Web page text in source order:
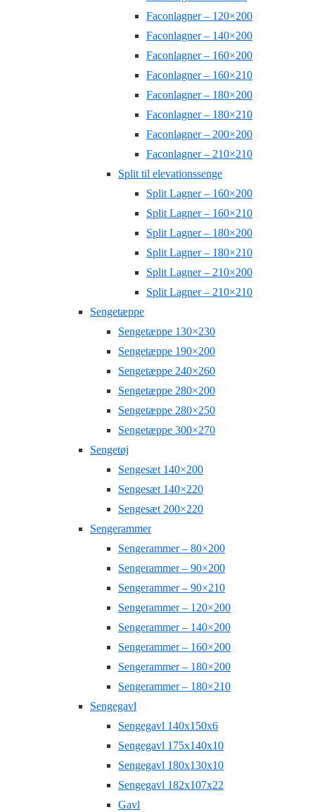
Faconlagner – 120×200
Faconlagner – 140×200
Faconlagner – 160×200
Faconlagner – 160×210
Faconlagner – 180×200
Faconlagner – 180×210
Faconlagner – 200×200
Faconlagner – 210×210
Split til elevationssenge
Split Lagner – 160×200
Split Lagner – 160×210
Split Lagner – 180×200
Split Lagner – 180×210
Split Lagner – 210×200
Split Lagner – 210×210
Sengetæppe
Sengetæppe 130×230
Sengetæppe 190×200
Sengetæppe 240×260
Sengetæppe 280×200
Sengetæppe 280×250
Sengetæppe 300×270
Sengetøj
Sengesæt 140×200
Sengesæt 140×220
Sengesæt 200×220
Sengerammer
Sengerammer – 80×200
Sengerammer – 90×200
Sengerammer – 90×210
Sengerammer – 120×200
Sengerammer – 140×200
Sengerammer – 160×200
Sengerammer – 180×200
Sengerammer – 180×210
Sengegavl
Sengegavl 140x150x6
Sengegavl 175x140x10
Sengegavl 180x130x10
Sengegavl 182x107x22
Gavl